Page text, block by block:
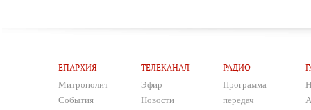
ЕПАРХИЯ
Митрополит
События
ТЕЛЕКАНАЛ
Эфир
Новости
РАДИО
Программа
передач